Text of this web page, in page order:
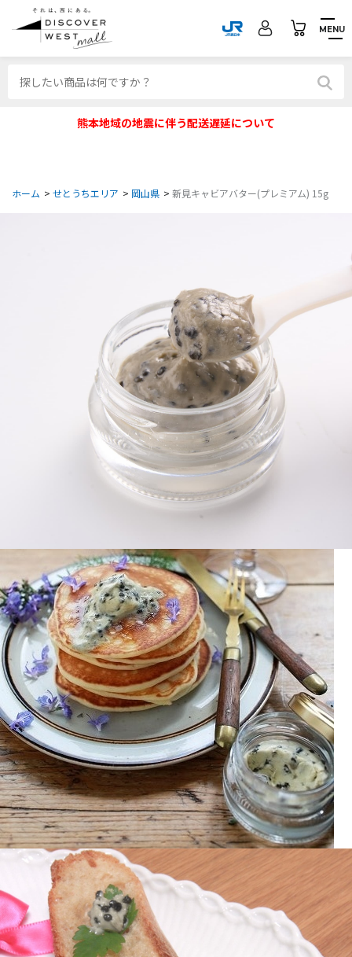
MENU
熊本地域の地震に伴う配送遅延について
ホーム > せとうちエリア > 岡山県 > 新見キャビアバター(プレミアム) 15g